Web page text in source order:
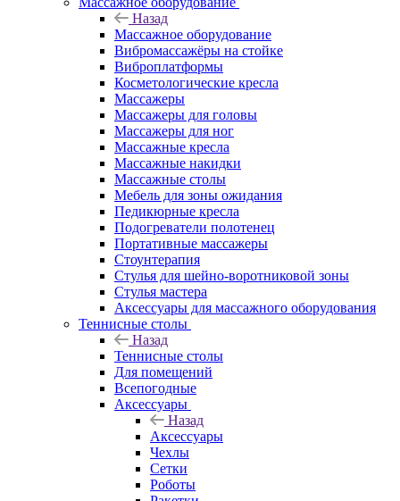
Назад
Массажное оборудование
Вибромассажёры на стойке
Виброплатформы
Косметологические кресла
Массажеры
Массажеры для головы
Массажеры для ног
Массажные кресла
Массажные накидки
Массажные столы
Мебель для зоны ожидания
Педикюрные кресла
Подогреватели полотенец
Портативные массажеры
Стоунтерапия
Стулья для шейно-воротниковой зоны
Стулья мастера
Аксессуары для массажного оборудования
Теннисные столы
Назад
Теннисные столы
Для помещений
Всепогодные
Аксессуары
Назад
Аксессуары
Чехлы
Сетки
Роботы